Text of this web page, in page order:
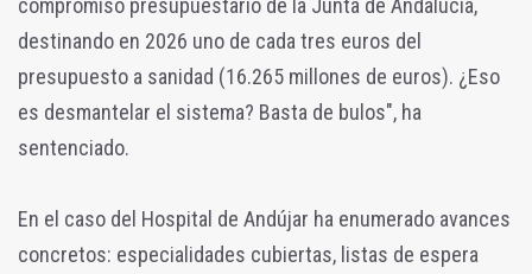
compromiso presupuestario de la Junta de Andalucía,
destinando en 2026 uno de cada tres euros del
presupuesto a sanidad (16.265 millones de euros). ¿Eso
es desmantelar el sistema? Basta de bulos", ha
sentenciado.
En el caso del Hospital de Andújar ha enumerado avances
concretos: especialidades cubiertas, listas de espera